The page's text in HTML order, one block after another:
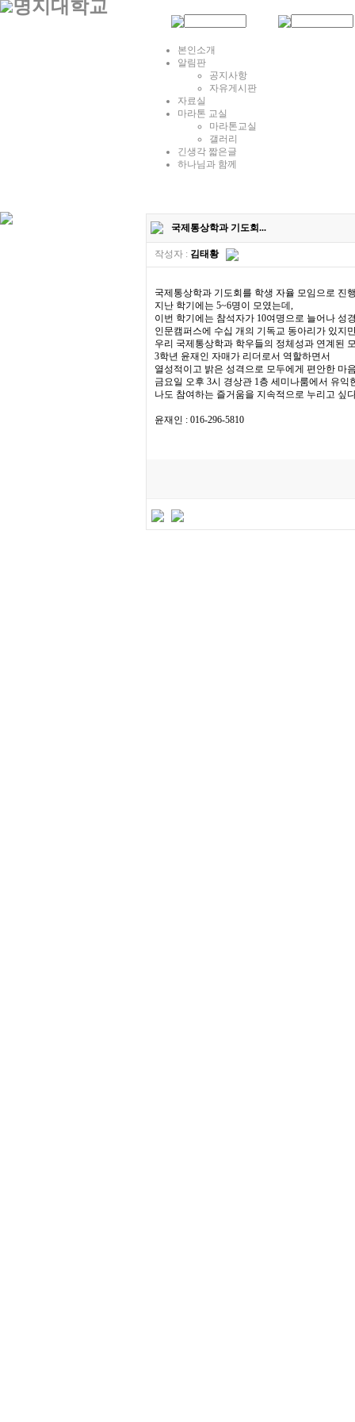
본인소개
알림판
공지사항
자유게시판
자료실
마라톤 교실
마라톤교실
갤러리
긴생각 짧은글
하나님과 함께
국제통상학과 기도회...
작성자 : 김태황
국제통상학과 기도회를 학생 자율 모임으로 진
지난 학기에는 5~6명이 모였는데,
이번 학기에는 참석자가 10여명으로 늘어나 성
인문캠퍼스에 수십 개의 기독교 동아리가 있지
우리 국제통상학과 학우들의 정체성과 연계된
3학년 윤재인 자매가 리더로서 역할하면서
열성적이고 밝은 성격으로 모두에게 편안한 마
금요일 오후 3시 경상관 1층 세미나룸에서 유익
나도 참여하는 즐거움을 지속적으로 누리고 싶
윤재인 : 016-296-5810